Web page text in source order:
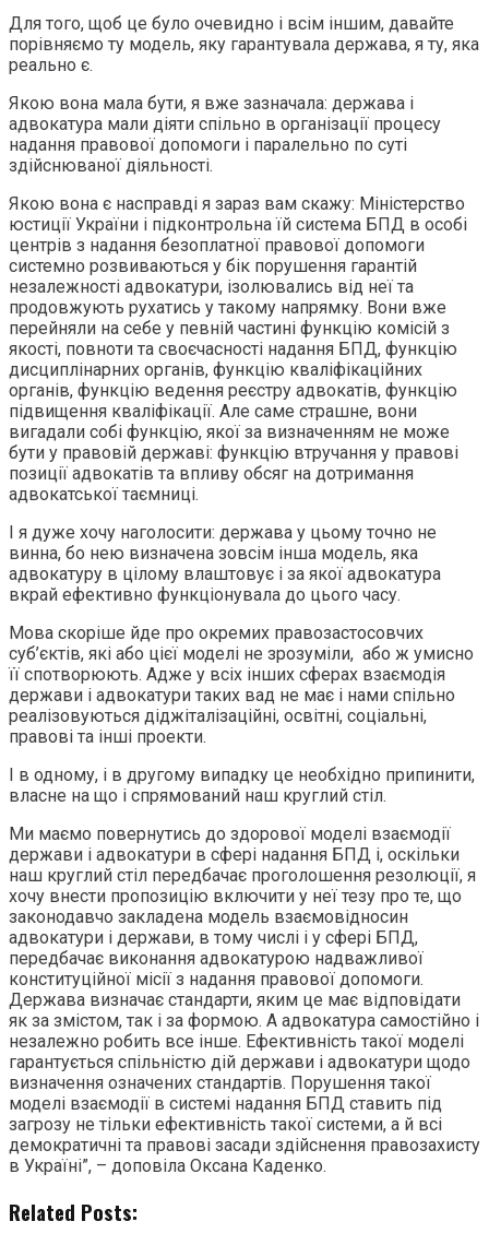
Для того, щоб це було очевидно і всім іншим, давайте
порівняємо ту модель, яку гарантувала держава, я ту, яка
реально є.
Якою вона мала бути, я вже зазначала: держава і
адвокатура мали діяти спільно в організації процесу
надання правової допомоги і паралельно по суті
здійснюваної діяльності.
Якою вона є насправді я зараз вам скажу: Міністерство
юстиції України і підконтрольна їй система БПД в особі
центрів з надання безоплатної правової допомоги
системно розвиваються у бік порушення гарантій
незалежності адвокатури, ізолювались від неї та
продовжують рухатись у такому напрямку. Вони вже
перейняли на себе у певній частині функцію комісій з
якості, повноти та своєчасності надання БПД, функцію
дисциплінарних органів, функцію кваліфікаційних
органів, функцію ведення реєстру адвокатів, функцію
підвищення кваліфікації. Але саме страшне, вони
вигадали собі функцію, якої за визначенням не може
бути у правовій державі: функцію втручання у правові
позиції адвокатів та впливу обсяг на дотримання
адвокатської таємниці.
І я дуже хочу наголосити: держава у цьому точно не
винна, бо нею визначена зовсім інша модель, яка
адвокатуру в цілому влаштовує і за якої адвокатура
вкрай ефективно функціонувала до цього часу.
Мова скоріше йде про окремих правозастосовчих
суб’єктів, які або цієї моделі не зрозуміли, або ж умисно
її спотворюють. Адже у всіх інших сферах взаємодія
держави і адвокатури таких вад не має і нами спільно
реалізовуються діджіталізаційні, освітні, соціальні,
правові та інші проекти.
І в одному, і в другому випадку це необхідно припинити,
власне на що і спрямований наш круглий стіл.
Ми маємо повернутись до здорової моделі взаємодії
держави і адвокатури в сфері надання БПД і, оскільки
наш круглий стіл передбачає проголошення резолюції, я
хочу внести пропозицію включити у неї тезу про те, що
законодавчо закладена модель взаємовідносин
адвокатури і держави, в тому числі і у сфері БПД,
передбачає виконання адвокатурою надважливої
конституційної місії з надання правової допомоги.
Держава визначає стандарти, яким це має відповідати
як за змістом, так і за формою. А адвокатура самостійно і
незалежно робить все інше. Ефективність такої моделі
гарантується спільністю дій держави і адвокатури щодо
визначення означених стандартів. Порушення такої
моделі взаємодії в системі надання БПД ставить під
загрозу не тільки ефективність такої системи, а й всі
демократичні та правові засади здійснення правозахисту
в Україні”, – доповіла Оксана Каденко.
Related Posts: